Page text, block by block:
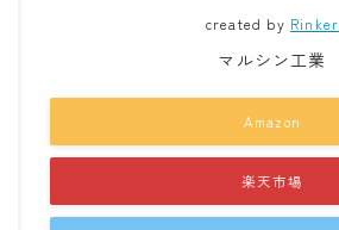
created by Rinker
マルシン工業
Amazon
楽天市場